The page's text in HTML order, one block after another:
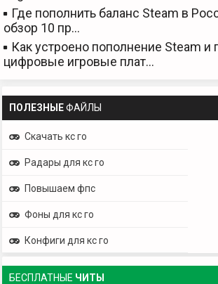
Где пополнить баланс Steam в
обзор 10 пр…
Как устроено пополнение Steam и
цифровые игровые плат…
ПОЛЕЗНЫЕФАЙЛЫ
Скачать кс го
Радары для кс го
Повышаем фпс
Фоны для кс го
Конфиги для кс го
БЕСПЛАТНЫЕ ЧИТЫ